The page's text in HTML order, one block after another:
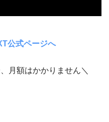
公式ページへ
月額はかかりません＼